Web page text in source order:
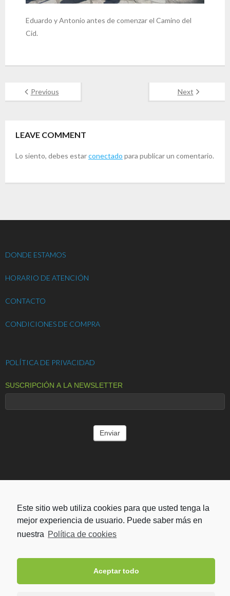
Este sitio web utiliza cookies para que usted tenga la
mejor experiencia de usuario. Puede saber más en
nuestra Política de cookies
Aceptar todo
Eduardo y Antonio antes de comenzar el Camino del
Cid.
Previous Next
LEAVE COMMENT
Lo siento, debes estarconectado para publicar un comentario.
DONDE ESTAMOS
HORARIO DE ATENCIÓN
CONTACTO
CONDICIONES DE COMPRA
POLÍTICA DE PRIVACIDAD
SUSCRIPCIÓN A LA NEWSLETTER